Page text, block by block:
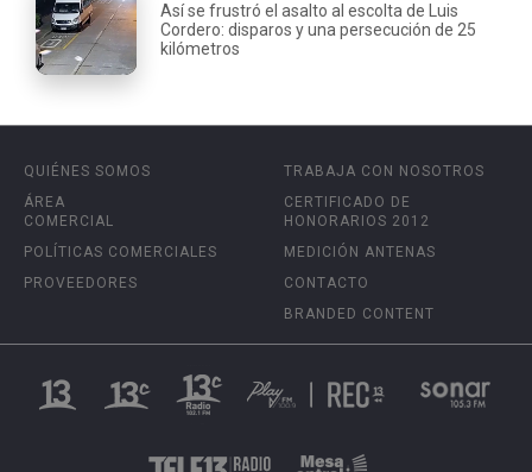
Así se frustró el asalto al escolta de Luis
Cordero: disparos y una persecución de 25
kilómetros
QUIÉNES SOMOS
ÁREA
COMERCIAL
POLÍTICAS COMERCIALES
PROVEEDORES
TRABAJA CON NOSOTROS
CERTIFICADO DE
HONORARIOS 2012
MEDICIÓN ANTENAS
CONTACTO
BRANDED CONTENT